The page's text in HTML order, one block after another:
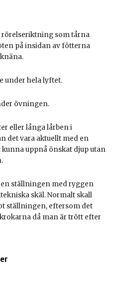
rörelseriktning som tårna
på insidan av fötterna
under hela lyftet.
övningen.
eller långa lårben i
det vara aktuellt med en
uppnå önskat djup utan
ställningen med ryggen
skäl. Normalt skall
ställningen, eftersom det
då man är trött efter